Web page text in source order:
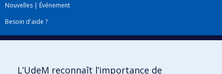
Nouvelles | Événement
Besoin d'aide ?
Plan du site|Accessibilité
L’UdeM reconnaît l’importance de